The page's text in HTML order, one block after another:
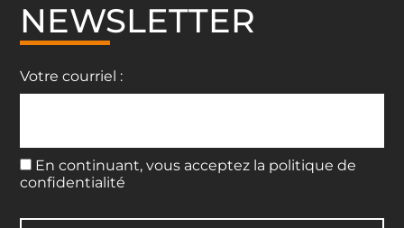
NEWSLETTER
Votre courriel :
En continuant, vous acceptez la politique de
confidentialité